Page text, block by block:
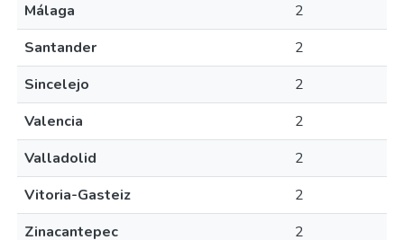
Málaga
2
Santander
2
Sincelejo
2
Valencia
2
Valladolid
2
Vitoria-Gasteiz
2
Zinacantepec
2